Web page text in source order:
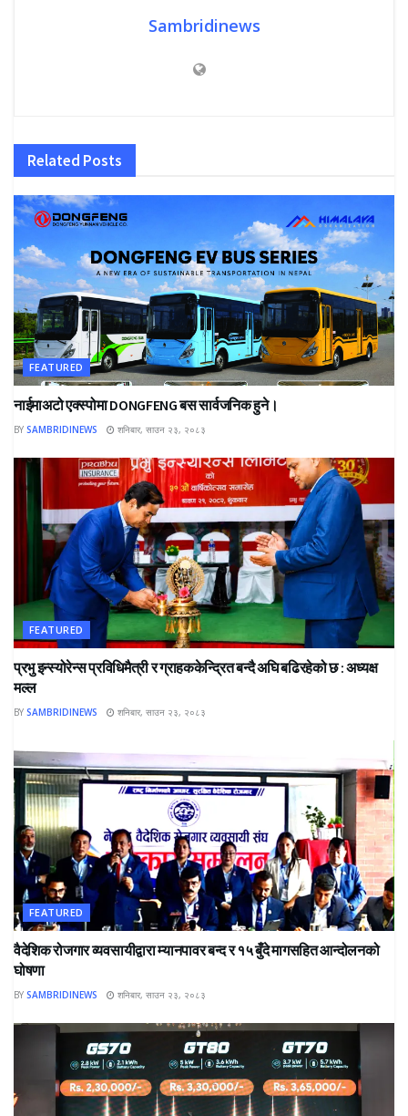
Sambridinews
Related Posts
FEATURED
नाईमाअटो एक्स्पोमा DONGFENG बस सार्वजनिक हुने।
BY SAMBRIDINEWS शनिबार, साउन २३, २०८३
FEATURED
प्रभु इन्स्योरेन्स प्रविधिमैत्री र ग्राहककेन्द्रित बन्दै अघि बढिरहेको छ : अध्यक्ष
मल्ल
BY SAMBRIDINEWS शनिबार, साउन २३, २०८३
FEATURED
वैदेशिक रोजगार व्यवसायीद्वारा म्यानपावर बन्द र १५ बुँदे मागसहित आन्दोलनको
घोषणा
BY SAMBRIDINEWS शनिबार, साउन २३, २०८३